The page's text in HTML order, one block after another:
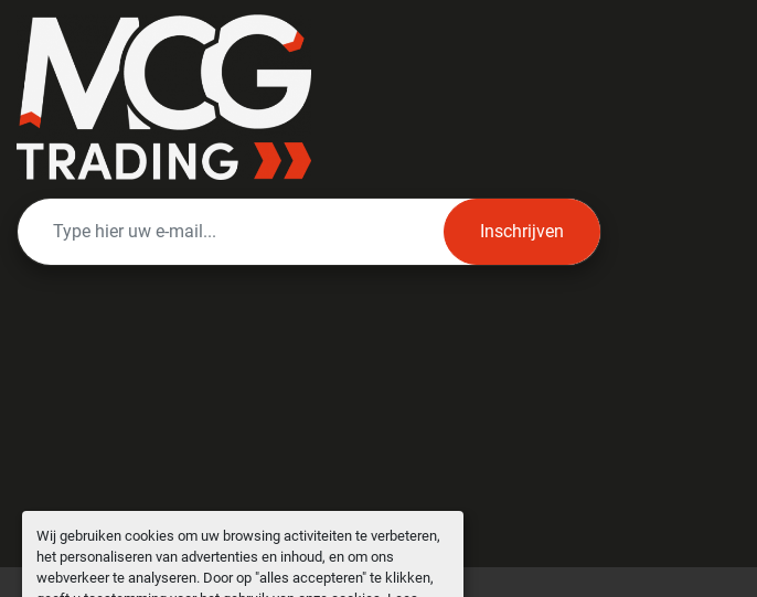
Wij gebruiken cookies om uw browsing activiteiten te verbeteren,
het personaliseren van advertenties en inhoud, en om ons
webverkeer te analyseren. Door op "alles accepteren" te klikken,
Inschrijven